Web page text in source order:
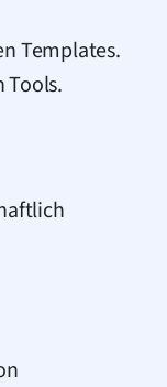
Templates.
Tools.